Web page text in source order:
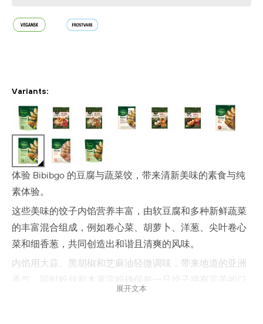
Variants:
体验 Bibibgo 的豆腐与蔬菜饺，带来清新美味的素食与纯
素体验。
这些美味的饺子内馅营养丰富，由软豆腐和多种新鲜蔬菜
的丰富混合组成，例如卷心菜、胡萝卜、洋葱、尖叶卷心
菜和细香葱，共同创造出和谐且清爽的风味。
内馅用大蒜、黑胡椒和芝麻油轻微调味，带来地道的亚洲
展开文本